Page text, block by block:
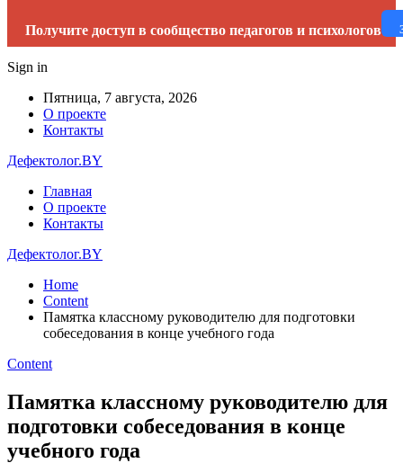
Получите доступ в сообщество педагогов и психологов
Sign in
Пятница, 7 августа, 2026
О проекте
Контакты
Дефектолог.BY
Главная
О проекте
Контакты
Дефектолог.BY
Home
Content
Памятка классному руководителю для подготовки
собеседования в конце учебного года
Content
Памятка классному руководителю для
подготовки собеседования в конце
учебного года